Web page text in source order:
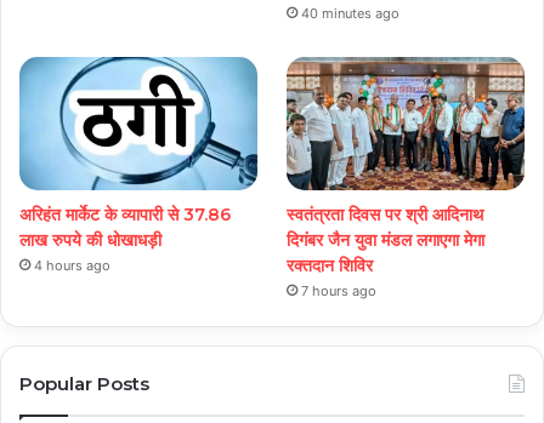
40 minutes ago
अरिहंत मार्केट के व्यापारी से 37.86
लाख रुपये की धोखाधड़ी
4 hours ago
स्वतंत्रता दिवस पर श्री आदिनाथ
दिगंबर जैन युवा मंडल लगाएगा मेगा
रक्तदान शिविर
7 hours ago
Popular Posts